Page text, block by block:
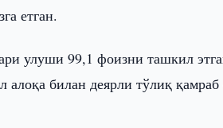
етган.
улуши 99,1 фоизни ташкил
алоқа билан деярли тўлиқ